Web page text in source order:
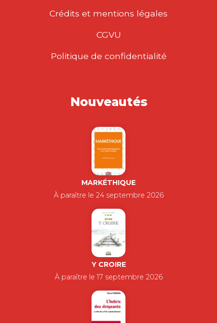
Crédits et mentions légales
CGVU
Politique de confidentialité
Nouveautés
MARKÉTHIQUE
À paraître le 24 septembre 2026
Y CROIRE
À paraître le 17 septembre 2026